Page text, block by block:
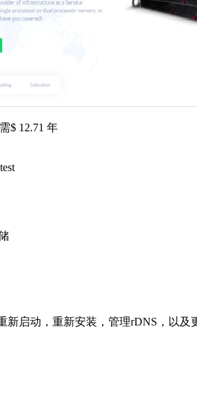
$ 12.71 年
新启动，重新安装，管理rDNS，以及